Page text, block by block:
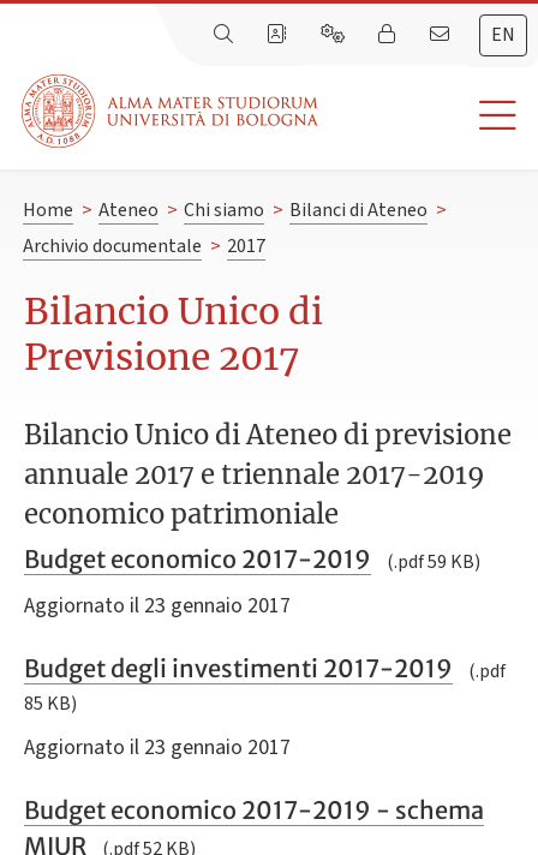
EN
Home > Ateneo > Chi siamo > Bilanci di Ateneo >
Archivio documentale > 2017
Bilancio Unico di
Previsione 2017
Bilancio Unico di Ateneo di previsione
annuale 2017 e triennale 2017-2019
economico patrimoniale
Budget economico 2017-2019 (.pdf 59 KB)
Aggiornato il 23 gennaio 2017
Budget degli investimenti 2017-2019
(.pdf
85 KB)
Aggiornato il 23 gennaio 2017
Budget economico 2017-2019 - schema
MIUR
(.pdf 52 KB)